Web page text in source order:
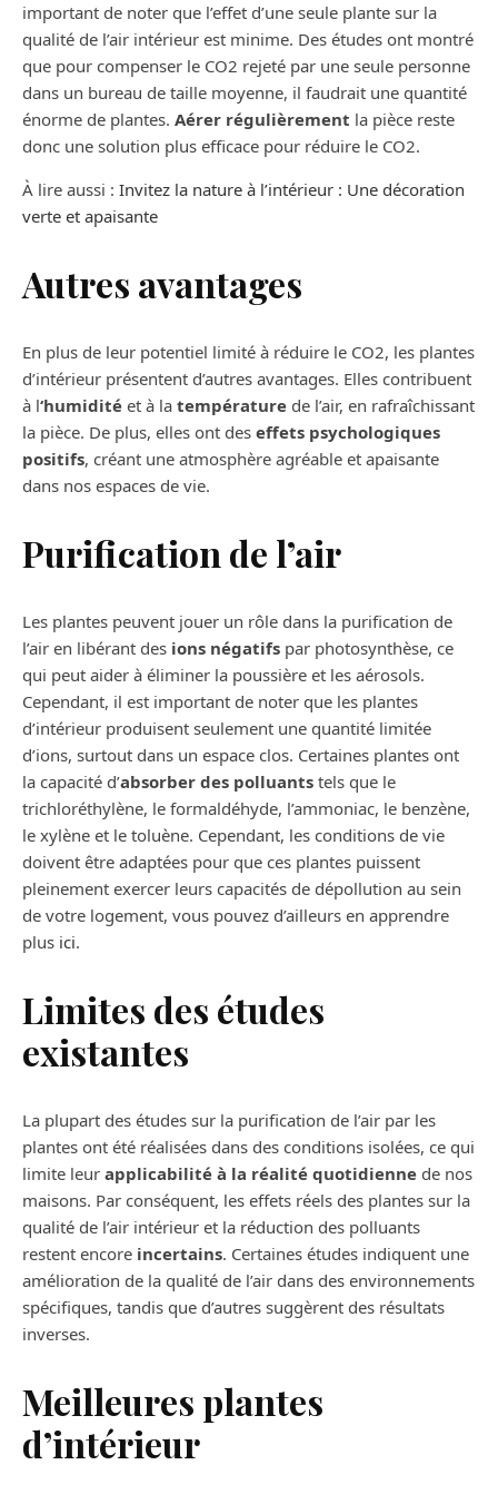
important de noter que l’effet d’une seule plante sur la
qualité de l’air intérieur est minime. Des études ont montré
que pour compenser le CO2 rejeté par une seule personne
dans un bureau de taille moyenne, il faudrait une quantité
énorme de plantes. Aérer régulièrement la pièce reste
donc une solution plus efficace pour réduire le CO2.
À lire aussi : Invitez la nature à l’intérieur : Une décoration
verte et apaisante
Autres avantages
En plus de leur potentiel limité à réduire le CO2, les plantes
d’intérieur présentent d’autres avantages. Elles contribuent
à l‘humidité et à la température de l’air, en rafraîchissant
la pièce. De plus, elles ont des effets psychologiques
positifs, créant une atmosphère agréable et apaisante
dans nos espaces de vie.
Purification de l’air
Les plantes peuvent jouer un rôle dans la purification de
l’air en libérant des ions négatifs par photosynthèse, ce
qui peut aider à éliminer la poussière et les aérosols.
Cependant, il est important de noter que les plantes
d’intérieur produisent seulement une quantité limitée
d’ions, surtout dans un espace clos. Certaines plantes ont
la capacité d’absorber des polluants tels que le
trichloréthylène, le formaldéhyde, l’ammoniac, le benzène,
le xylène et le toluène. Cependant, les conditions de vie
doivent être adaptées pour que ces plantes puissent
pleinement exercer leurs capacités de dépollution au sein
de votre logement, vous pouvez d’ailleurs en apprendre
plus ici.
Limites des études
existantes
La plupart des études sur la purification de l’air par les
plantes ont été réalisées dans des conditions isolées, ce qui
limite leur applicabilité à la réalité quotidienne de nos
maisons. Par conséquent, les effets réels des plantes sur la
qualité de l’air intérieur et la réduction des polluants
restent encore incertains. Certaines études indiquent une
amélioration de la qualité de l’air dans des environnements
spécifiques, tandis que d’autres suggèrent des résultats
inverses.
Meilleures plantes
d’intérieur